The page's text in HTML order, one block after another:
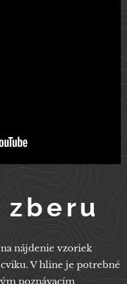
zberu
nájdenie vzoriek
V hline je potrebné
poznávacím